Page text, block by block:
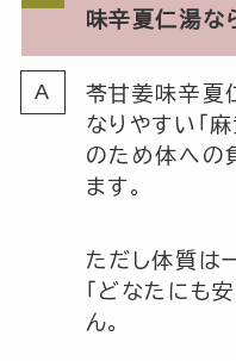
味辛夏仁湯な
苓甘姜味辛夏
なりやすい「
のため体への
ます。
ただし体質は
「どなたにも
ん。